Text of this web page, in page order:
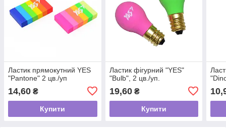
Ластик прямокутний YES
"Pantone" 2 цв./уп
14,60 ₴
Купити
Ластик фігурний "YES"
"Bulb", 2 цв./уп.
19,60₴
Купити